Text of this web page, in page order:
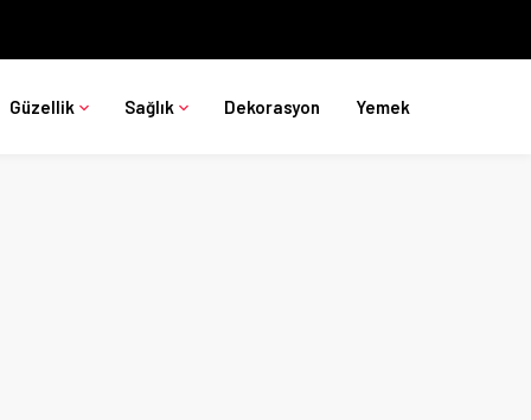
Güzellik Sağlık Dekorasyon Yemek